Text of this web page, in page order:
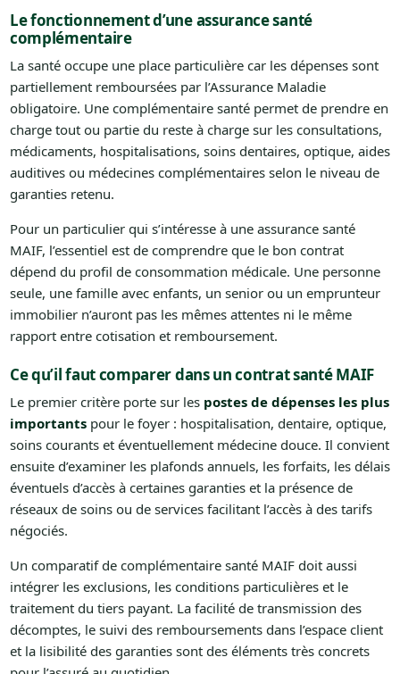
Le fonctionnement d’une assurance santé
complémentaire
La santé occupe une place particulière car les dépenses sont
partiellement remboursées par l’Assurance Maladie
obligatoire. Une complémentaire santé permet de prendre en
charge tout ou partie du reste à charge sur les consultations,
médicaments, hospitalisations, soins dentaires, optique, aides
auditives ou médecines complémentaires selon le niveau de
garanties retenu.
Pour un particulier qui s’intéresse à une assurance santé
MAIF, l’essentiel est de comprendre que le bon contrat
dépend du profil de consommation médicale. Une personne
seule, une famille avec enfants, un senior ou un emprunteur
immobilier n’auront pas les mêmes attentes ni le même
rapport entre cotisation et remboursement.
Ce qu’il faut comparer dans un contrat santé MAIF
Le premier critère porte sur les postes de dépenses les plus
importantspour le foyer : hospitalisation, dentaire, optique,
soins courants et éventuellement médecine douce. Il convient
ensuite d’examiner les plafonds annuels, les forfaits, les délais
éventuels d’accès à certaines garanties et la présence de
réseaux de soins ou de services facilitant l’accès à des tarifs
négociés.
Un comparatif de complémentaire santé MAIF doit aussi
intégrer les exclusions, les conditions particulières et le
traitement du tiers payant. La facilité de transmission des
décomptes, le suivi des remboursements dans l’espace client
et la lisibilité des garanties sont des éléments très concrets